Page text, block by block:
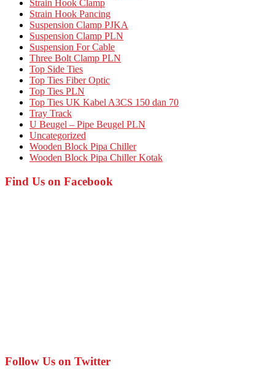
Strain Hook Clamp
Strain Hook Pancing
Suspension Clamp PJKA
Suspension Clamp PLN
Suspension For Cable
Three Bolt Clamp PLN
Top Side Ties
Top Ties Fiber Optic
Top Ties PLN
Top Ties UK Kabel A3CS 150 dan 70
Tray Track
U Beugel – Pipe Beugel PLN
Uncategorized
Wooden Block Pipa Chiller
Wooden Block Pipa Chiller Kotak
Find Us on Facebook
Follow Us on Twitter